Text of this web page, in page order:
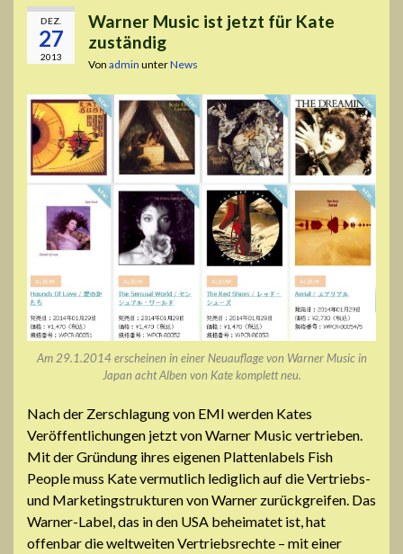
DEZ.
27
2013
Warner Music ist jetzt für Kate
zuständig
Von admin unterNews
Am 29.1.2014 erscheinen in einer Neuauflage von Warner Music in
Japan acht Alben von Kate komplett neu.
Nach der Zerschlagung von EMI werden Kates
Veröffentlichungen jetzt von Warner Music vertrieben.
Mit der Gründung ihres eigenen Plattenlabels Fish
People muss Kate vermutlich lediglich auf die Vertriebs-
und Marketingstrukturen von Warner zurückgreifen. Das
Warner-Label, das in den USA beheimatet ist, hat
offenbar die weltweiten Vertriebsrechte – mit einer